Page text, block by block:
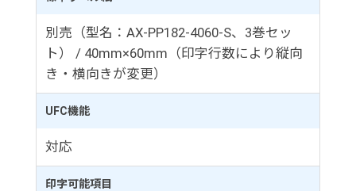
別売（型名：AX-PP182-4060-S、3巻セッ
ト） / 40mm×60mm（印字行数により縦向
き・横向きが変更）
UFC機能
対応
印字可能項目